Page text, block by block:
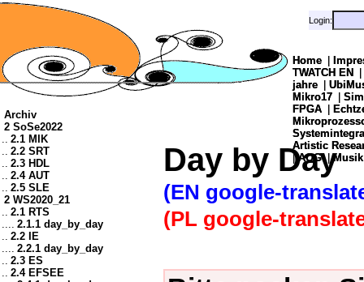
Home
TWATCH EN
jahre
Mikro17
FPGA
Artistic
| AOG |Musik
Login:
Archiv
2 SoSe2022
.. 2.1 MIK
.. 2.2 SRT
.. 2.3 HDL
.. 2.4 AUT
.. 2.5 SLE
2 WS2020_21
.. 2.1 RTS
.... 2.1.1 day_by_day
.. 2.2 IE
.... 2.2.1 day_by_day
.. 2.3 ES
.. 2.4 EFSEE
Home
TWATCH EN
jahre
Mikro17
FPGA
Artistic
| AOG |Musik
Login:
Day by Day
(EN google-
(PL google-